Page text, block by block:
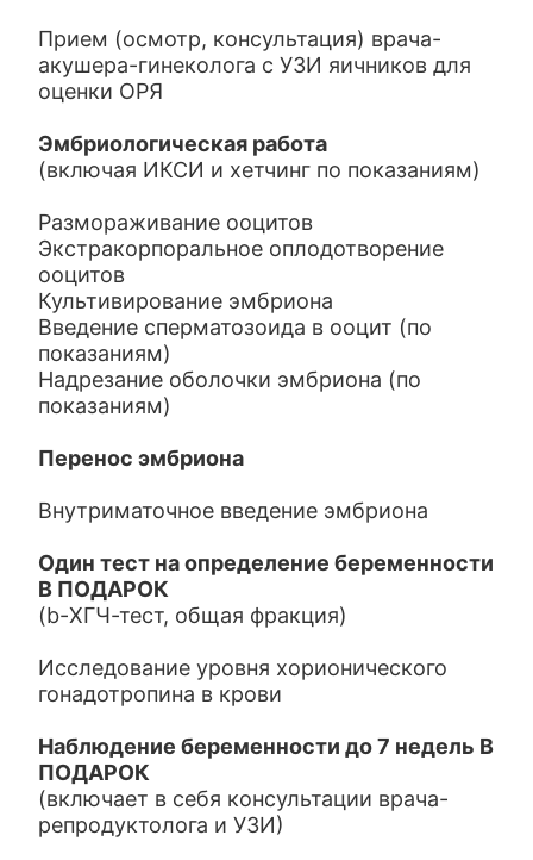
Прием (осмотр, консультация) врача-
акушера-гинеколога с УЗИ яичников для
оценки ОРЯ
Эмбриологическая работа
(включая ИКСИ и хетчинг по показаниям)
Размораживание ооцитов
Экстракорпоральное оплодотворение
ооцитов
Культивирование эмбриона
Введение сперматозоида в ооцит (по
показаниям)
Надрезание оболочки эмбриона (по
показаниям)
Перенос эмбриона
Внутриматочное введение эмбриона
Один тест на определение беременности
В ПОДАРОК
(b-ХГЧ-тест, общая фракция)
Исследование уровня хорионического
гонадотропина в крови
Наблюдение беременности до 7 недель В
ПОДАРОК
(включает в себя консультации врача-
репродуктолога и УЗИ)